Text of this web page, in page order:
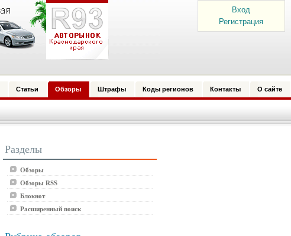
Вход
Регистрация
Статьи Обзоры Штрафы Коды регионов Контакты О сайте
Разделы
Обзоры
Обзоры RSS
Блокнот
Расширенный поиск